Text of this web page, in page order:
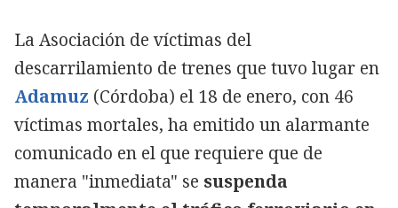
La Asociación de víctimas del
descarrilamiento de trenes que tuvo lugar en
Adamuz (Córdoba) el 18 de enero, con 46
víctimas mortales, ha emitido un alarmante
comunicado en el que requiere que de
manera "inmediata" se suspenda